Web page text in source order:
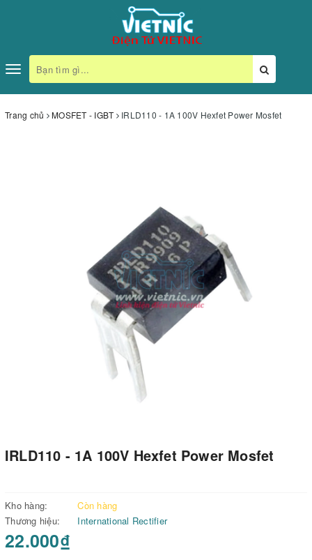
Toggle
navigation
Trang chủ MOSFET - IGBT IRLD110 - 1A 100V Hexfet Power Mosfet
IRLD110 - 1A 100V Hexfet Power Mosfet
Kho hàng:
Còn hàng
Thương hiệu:
International Rectifier
22.000₫